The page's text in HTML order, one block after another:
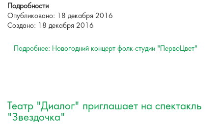
Подробности
Опубликовано: 18 декабря 2016
Создано: 18 декабря 2016
Подробнее: Новогодний концерт фолк-студии "ПервоЦвет"
Театр "Диалог" приглашает на спектакль
"Звездочка"